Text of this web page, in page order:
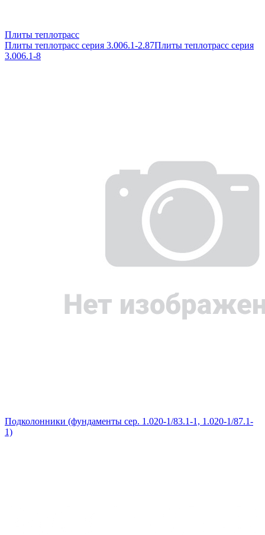
Плиты теплотрасс
Плиты теплотрасс серия 3.006.1-2.87Плиты теплотрасс серия
3.006.1-8
Подколонники (фундаменты сер. 1.020-1/83.1-1, 1.020-1/87.1-
1)